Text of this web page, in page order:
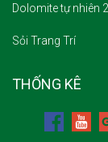
Dolomite tự nhiên
Sỏi Trang Trí
THỐNG KÊ